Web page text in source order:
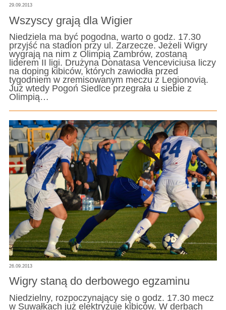
29.09.2013
Wszyscy grają dla Wigier
Niedziela ma być pogodna, warto o godz. 17.30
przyjść na stadion przy ul. Zarzecze. Jeżeli Wigry
wygrają na nim z Olimpią Zambrów, zostaną
liderem II ligi. Drużyna Donatasa Venceviciusa liczy
na doping kibiców, których zawiodła przed
tygodniem w zremisowanym meczu z Legionovią.
Już wtedy Pogoń Siedlce przegrała u siebie z
Olimpią…
26.09.2013
Wigry staną do derbowego egzaminu
Niedzielny, rozpoczynający się o godz. 17.30 mecz
w Suwałkach już elektryzuje kibiców. W derbach